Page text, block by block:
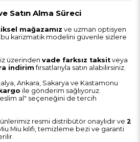
Satın Alma Süreci
mağazamız ve uzman optisyen
bu karizmatik modelini güvenle sizlere
üzerinden vade farksız taksit veya
indirimfırsatlarıyla satın alabilirsiniz.
Ankara, Sakarya ve Kastamonu
ile gönderim sağlıyoruz.
al" seçeneğini de tercih
resmi distribütör onaylıdır ve 2
Miu kılıfı, temizleme bezi ve garanti